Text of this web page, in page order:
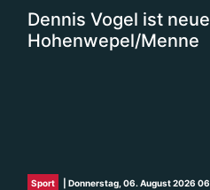
Dennis Vogel ist
Hohenwepel/Menne
Sport
| Donnerstag, 06. August 2026